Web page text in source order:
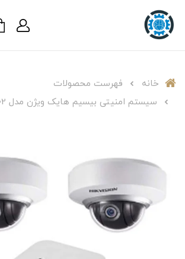
خانه
فهرست محصولات
سیستم امنیتی بیسیم هایک ویژن مدل 2202